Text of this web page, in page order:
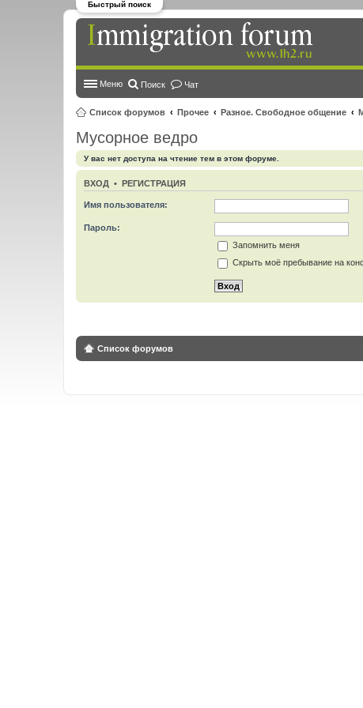
Меню Поиск Чат
Список форумов Прочее Разное. Свободное общение
Быстрый поиск
Мусорное ведро
У вас нет доступа на чтение тем в этом форуме.
ВХОД • РЕГИСТРАЦИЯ
Имя пользователя:
Пароль:
Запомнить меня
Скрыть моё пребывание на
Список форумов